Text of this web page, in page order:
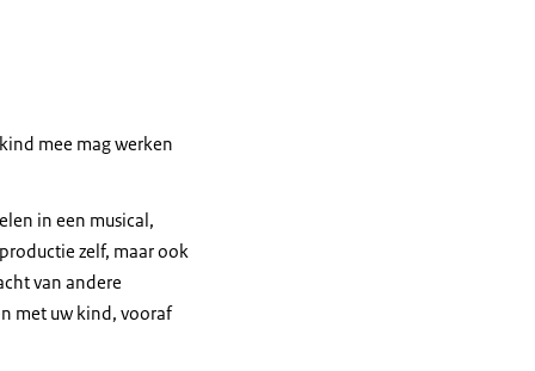
mee mag werken
in een musical,
zelf, maar ook
van andere
met uw kind, vooraf